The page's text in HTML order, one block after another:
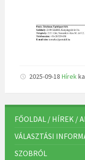
2025-09-18 Hírek
FŐOLDAL / HÍREK /
VÁLASZTÁSI
SZOBRÓL